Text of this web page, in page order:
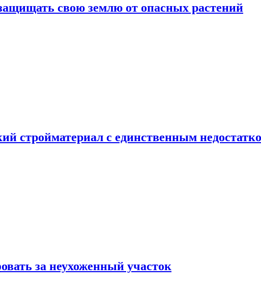
свою землю от опасных растений
стройматериал с единственным
за неухоженный участок